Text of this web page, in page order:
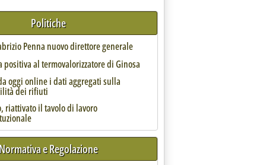
per l'Epr'
Politiche
Penna nuovo direttore generale
positiva al termovalorizzatore di Ginosa
oggi online i dati aggregati sulla
dei rifiuti
riattivato il tavolo di lavoro
Normativa e Regolazione